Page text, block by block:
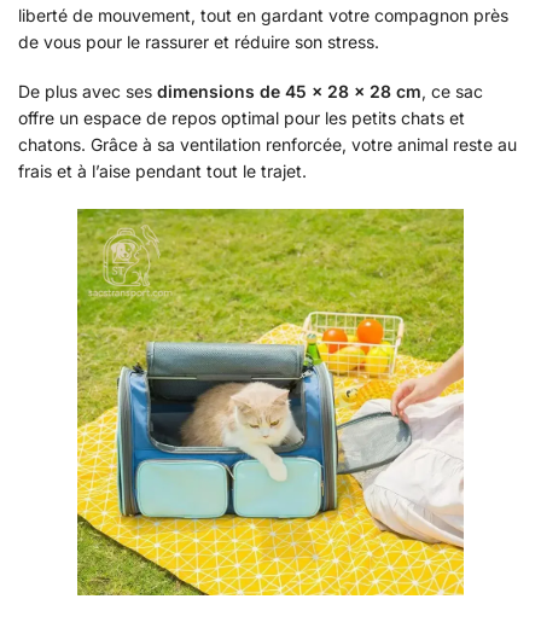
liberté de mouvement, tout en gardant votre compagnon près
de vous pour le rassurer et réduire son stress.
De plus avec ses dimensions de 45 x 28 x 28 cm, ce sac
offre un espace de repos optimal pour les petits chats et
chatons. Grâce à sa ventilation renforcée, votre animal reste au
frais et à l’aise pendant tout le trajet.